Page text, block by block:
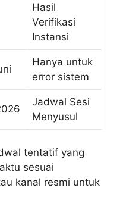
Hasil
Verifikasi
Instansi
Hanya untuk
error sistem
Jadwal Sesi
Menyusul
tentatif yang
sesuai
kanal resmi untuk